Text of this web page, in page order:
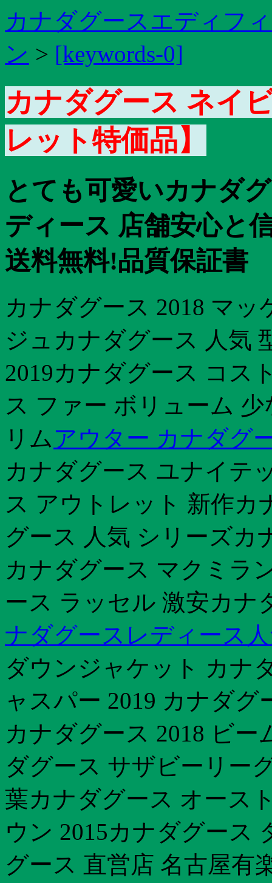
カナダグースエディフ
ン > [keywords-0]
カナダグース ネイ
レット特価品】
とても可愛いカナダ
ディース 店舗安心と
送料無料!品質保証書
カナダグース 2018 マ
ジュカナダグース 人気
2019カナダグース コス
ス ファー ボリューム
リムアウター カナダグ
カナダグース ユナイテ
ス アウトレット 新作カ
グース 人気 シリーズカ
カナダグース マクミラ
ース ラッセル 激安カナ
ナダグースレディース
ダウンジャケット カナ
ャスパー 2019 カナダ
カナダグース 2018 ビ
ダグース サザビーリー
葉カナダグース オース
ウン 2015カナダグース
グース 直営店 名古屋有